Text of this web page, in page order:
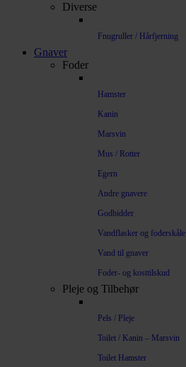
Diverse
Fnugruller / Hårfjerning
Gnaver
Foder
Hamster
Kanin
Marsvin
Mus / Rotter
Egern
Andre gnavere
Godbidder
Vandflasker og foderskåle
Vand til gnaver
Foder- og kosttilskud
Pleje og Tilbehør
Pels / Pleje
Toilet / Kanin – Marsvin
Toilet Hamster